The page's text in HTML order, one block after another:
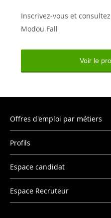
Inscrivez-vous et
Modou Fall
Voir le
Offres d'emploi par métiers
Profils
Espace candidat
Espace Recruteur